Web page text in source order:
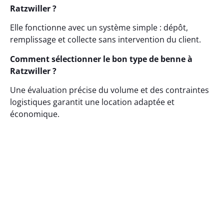
Ratzwiller ?
Elle fonctionne avec un système simple : dépôt,
remplissage et collecte sans intervention du client.
Comment sélectionner le bon type de benne à
Ratzwiller ?
Une évaluation précise du volume et des contraintes
logistiques garantit une location adaptée et
économique.